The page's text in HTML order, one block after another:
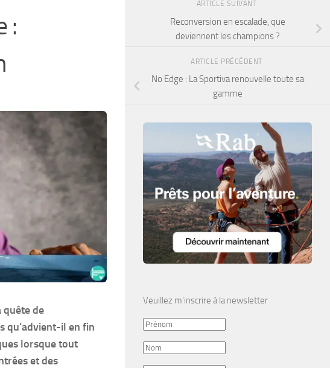
:
quête de
qu’advient-il en fin
lorsque tout
et des
ARTICLE SUIVANT
Reconversion en escalade, que
deviennent les champions ?
ARTICLE PRÉCÉDENT
No Edge : La Sportiva renouvelle toute sa
gamme
Veuillez m'inscrire à la newsletter